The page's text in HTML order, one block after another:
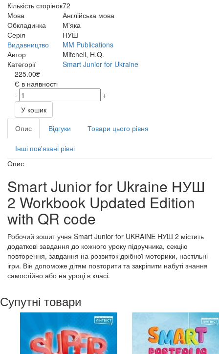
Кількість сторінок72
Мова
Англійська мова
Обкладинка
М'яка
Серія
НУШ
Видавництво
MM Publications
Автор
Mitchell, H.Q.
Категорії
Smart Junior for Ukraine
225.00₴
Є в наявності
-
+
У кошик
Опис
Відгуки Товари цього рівня
Інші пов'язані рівні
Опис
Smart Junior for Ukraine НУШ
2 Workbook Updated Edition
with QR code
Робочий зошит учня Smart Junior for UKRAINE НУШ 2 містить
додаткові завдання до кожного уроку підручника, секцію
повторення, завдання на розвиток дрібної моторики, настільні
ігри. Він допоможе дітям повторити та закріпити набуті знання
самостійно або на уроці в класі.
Супутні товари